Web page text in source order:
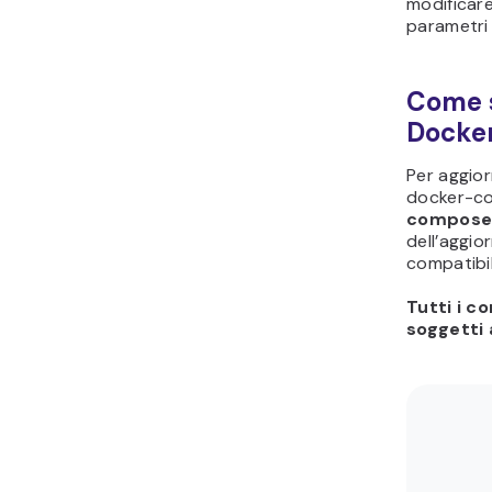
parametri
Come
Per
docker-
Tutti i
soggetti